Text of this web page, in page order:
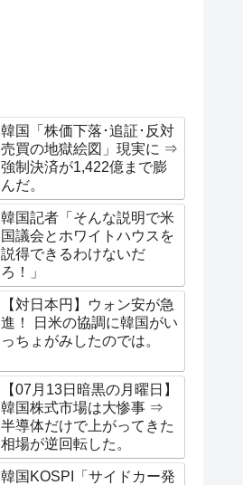
韓国「株価下落･追証･反対
売買の地獄絵図」現実に ⇒
強制決済が1,422億まで膨
んだ。
韓国記者「そんな説明で米
国議会とホワイトハウスを
説得できるわけないだ
ろ！」
【対日本円】ウォン安が急
進！ 日米の協調に韓国がい
っちょがみしたのでは。
【07月13日暗黒の月曜日】
韓国株式市場は大惨事 ⇒
半導体だけで上がってきた
相場が逆回転した。
韓国KOSPI「サイドカー発